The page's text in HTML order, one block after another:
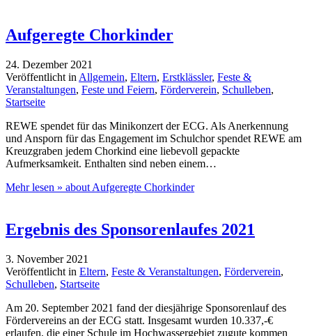
Aufgeregte Chorkinder
24. Dezember 2021
Veröffentlicht in Allgemein, Eltern, Erstklässler, Feste &
Veranstaltungen, Feste und Feiern, Förderverein, Schulleben,
Startseite
REWE spendet für das Minikonzert der ECG. Als Anerkennung
und Ansporn für das Engagement im Schulchor spendet REWE am
Kreuzgraben jedem Chorkind eine liebevoll gepackte
Aufmerksamkeit. Enthalten sind neben einem…
Mehr lesen » about Aufgeregte Chorkinder
Ergebnis des Sponsorenlaufes 2021
3. November 2021
Veröffentlicht in Eltern, Feste & Veranstaltungen, Förderverein,
Schulleben, Startseite
Am 20. September 2021 fand der diesjährige Sponsorenlauf des
Fördervereins an der ECG statt. Insgesamt wurden 10.337,-€
erlaufen, die einer Schule im Hochwassergebiet zugute kommen